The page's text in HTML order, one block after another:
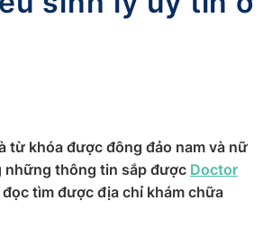
từ khóa được đông đảo nam và nữ
những thông tin sắp được Doctor
tìm được địa chỉ khám chữa